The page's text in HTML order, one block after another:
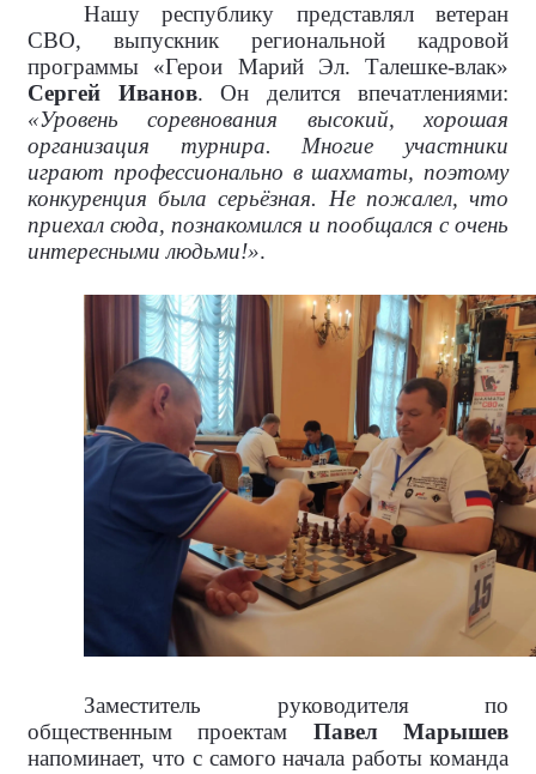
Нашу республику представлял ветеран
СВО, выпускник региональной кадровой
программы «Герои Марий Эл. Талешке-влак»
Сергей Иванов. Он делится впечатлениями:
«Уровень соревнования высокий, хорошая
организация турнира. Многие участники
играют профессионально в шахматы, поэтому
конкуренция была серьёзная. Не пожалел, что
приехал сюда, познакомился и пообщался с очень
интересными людьми!».
Заместитель руководителя по
общественным проектам Павел Марышев
напоминает, что с самого начала работы команда